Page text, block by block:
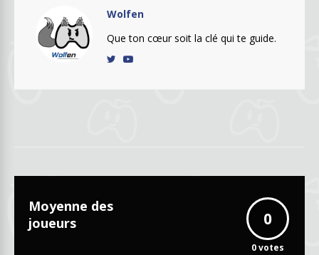
Wolfen
Que ton cœur soit la clé qui te guide.
Moyenne des
joueurs
0
0votes